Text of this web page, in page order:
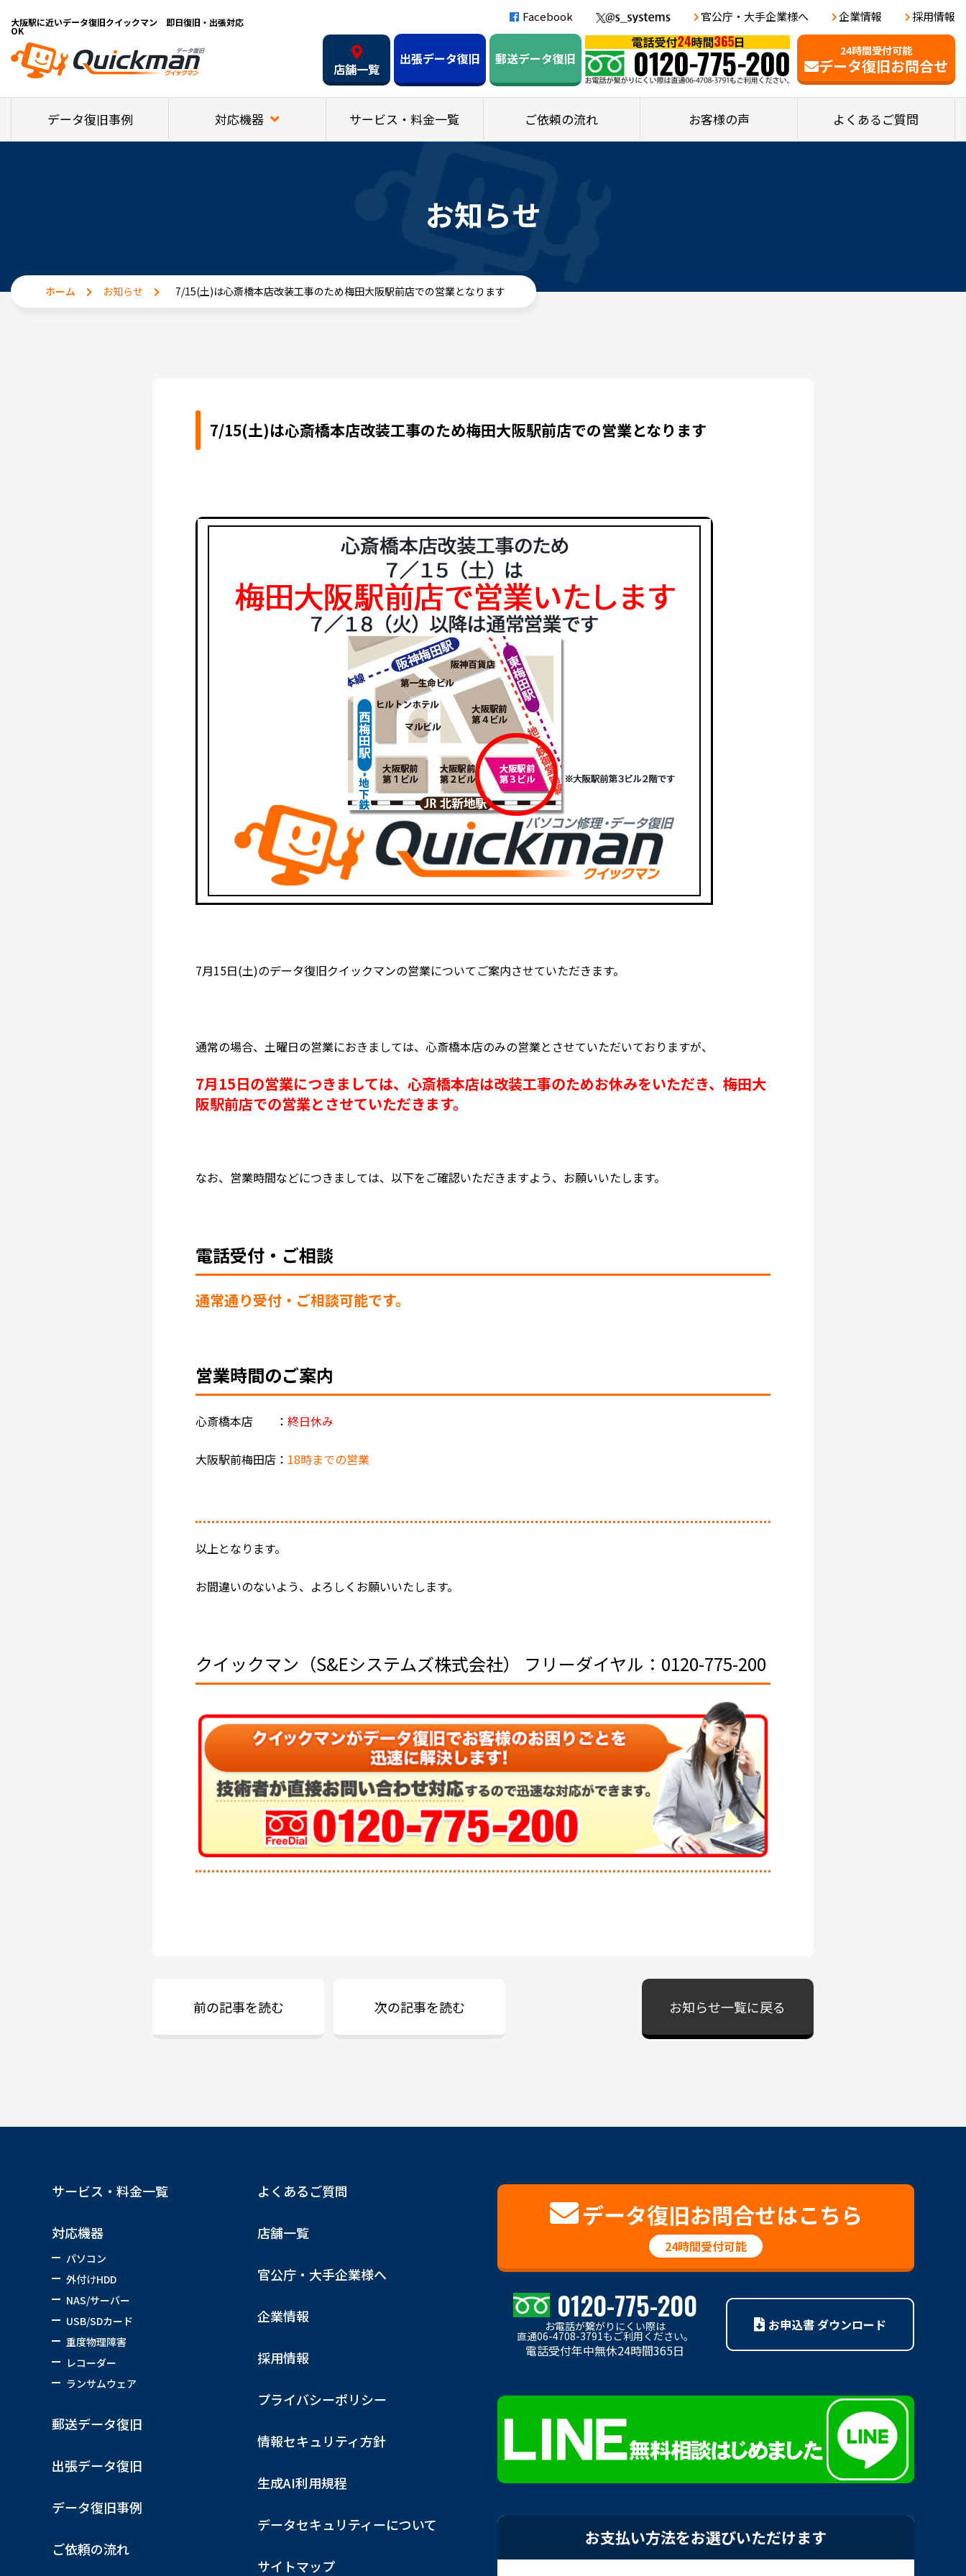
大阪駅に近いデータ復旧クイックマン 即日復旧・出張対応
OK
Facebook 官公庁・大手企業様へ 企業情報 採用情報
24時間受付可能
データ復旧お問合せ
店舗一覧
出張データ復旧 郵送データ復旧
データ復旧事例 対応機器 サービス・料金一覧 ご依頼の流れ お客様の声 よくあるご質問
お知らせ
ホーム お知らせ 7/15(土)は心斎橋本店改装工事のため梅田大阪駅前店での営業となります
7/15(土)は心斎橋本店改装工事のため梅田大阪駅前店での営業となります
7月15日(土)のデータ復旧クイックマンの営業についてご案内させていただきます。
通常の場合、土曜日の営業におきましては、心斎橋本店のみの営業とさせていただいておりますが、
7月15日の営業につきましては、心斎橋本店は改装工事のためお休みをいただき、梅田大
阪駅前店での営業とさせていただきます。
なお、営業時間などにつきましては、以下をご確認いただきますよう、お願いいたします。
電話受付・ご相談
通常通り受付・ご相談可能です。
営業時間のご案内
心斎橋本店 ：終日休み
大阪駅前梅田店： 18時までの営業
以上となります。
お間違いのないよう、よろしくお願いいたします。
クイックマン（S&Eシステムズ株式会社） フリーダイヤル：0120-775-200
前の記事を読む 次の記事を読む お知らせ一覧に戻る
サービス・料金一覧
対応機器
パソコン
外付けHDD
NAS/サーバー
USB/SDカード
重度物理障害
レコーダー
ランサムウェア
郵送データ復旧
出張データ復旧
データ復旧事例
ご依頼の流れ
よくあるご質問
店舗一覧
官公庁・大手企業様へ
企業情報
採用情報
プライバシーポリシー
情報セキュリティ方針
生成AI利用規程
データセキュリティーについて
サイトマップ
データ復旧お問合せはこちら
24時間受付可能
0120-775-200
お電話が繋がりにくい際は
直通06-4708-3791もご利用ください。
電話受付年中無休24時間365日
お申込書 ダウンロード
お支払い方法をお選びいただけます